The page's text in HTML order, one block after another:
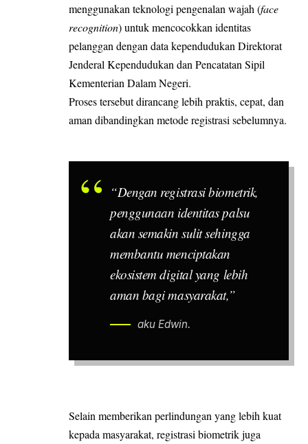
menggunakan teknologi pengenalan wajah (face
recognition) untuk mencocokkan identitas
pelanggan dengan data kependudukan Direktorat
Jenderal Kependudukan dan Pencatatan Sipil
Kementerian Dalam Negeri.
Proses tersebut dirancang lebih praktis, cepat, dan
aman dibandingkan metode registrasi sebelumnya.
“Dengan registrasi biometrik,
penggunaan identitas palsu
akan semakin sulit sehingga
membantu menciptakan
ekosistem digital yang lebih
aman bagi masyarakat,”
aku Edwin.
Selain memberikan perlindungan yang lebih kuat
kepada masyarakat, registrasi biometrik juga